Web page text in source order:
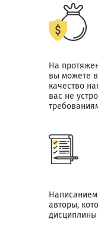
На
вы можете
качество
вас не
авторы,
дисциплины